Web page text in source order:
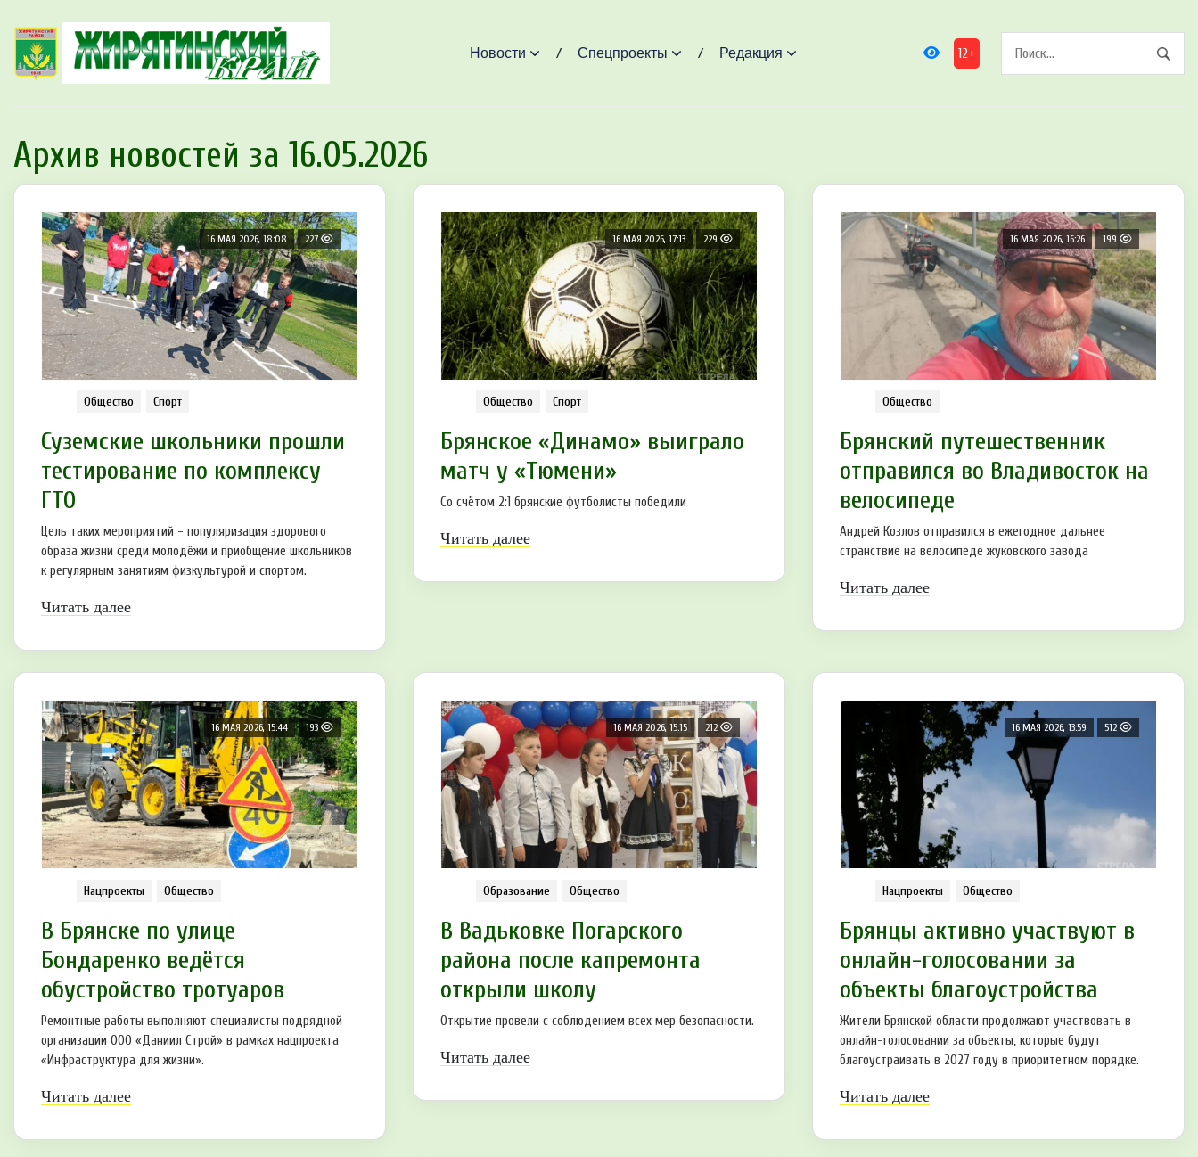
Новости Спецпроекты Редакция 12+
Архив новостей за 16.05.2026
16 МАЯ 2026, 18:08 227
Общество Спорт
Суземские школьники прошли
тестирование по комплексу
ГТО
Цель таких мероприятий - популяризация здорового
образа жизни среди молодёжи и приобщение школьников
к регулярным занятиям физкультурой и спортом.
Читать далее
16 МАЯ 2026, 17:13 229
Общество Спорт
Брянское «Динамо» выиграло
матч у «Тюмени»
Со счётом 2:1 брянские футболисты победили
Читать далее
16 МАЯ 2026, 16:26 199
Общество
Брянский путешественник
отправился во Владивосток на
велосипеде
Андрей Козлов отправился в ежегодное дальнее
странствие на велосипеде жуковского завода
Читать далее
16 МАЯ 2026, 15:44 193
Нацпроекты Общество
В Брянске по улице
Бондаренко ведётся
обустройство тротуаров
Ремонтные работы выполняют специалисты подрядной
организации ООО «Даниил Строй» в рамках нацпроекта
«Инфраструктура для жизни».
Читать далее
16 МАЯ 2026, 15:15 212
Образование Общество
В Вадьковке Погарского
района после капремонта
открыли школу
Открытие провели с соблюдением всех мер безопасности.
Читать далее
16 МАЯ 2026, 13:59 512
Нацпроекты Общество
Брянцы активно участвуют в
онлайн-голосовании за
объекты благоустройства
Жители Брянской области продолжают участвовать в
онлайн-голосовании за объекты, которые будут
благоустраивать в 2027 году в приоритетном порядке.
Читать далее